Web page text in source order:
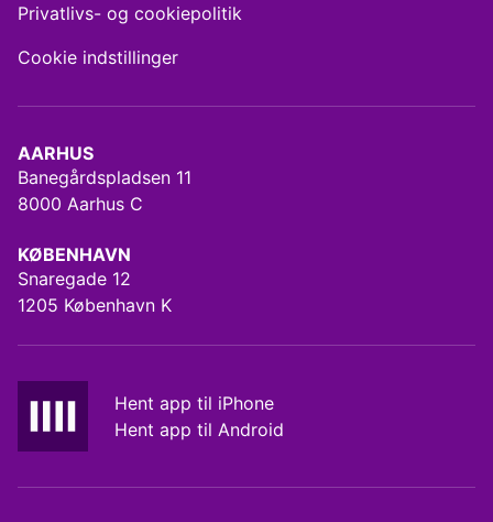
AARHUS
Banegårdspladsen 11
8000 Aarhus C
KØBENHAVN
Snaregade 12
1205 København K
Hent app til iPhone
Hent app til Android
Privatlivs- og cookiepolitik
Cookie indstillinger